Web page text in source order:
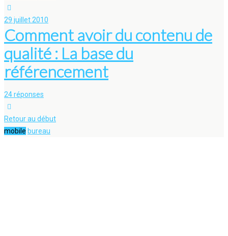
29 juillet 2010
Comment avoir du contenu de
qualité : La base du
référencement
24 réponses
Retour au début
mobile bureau